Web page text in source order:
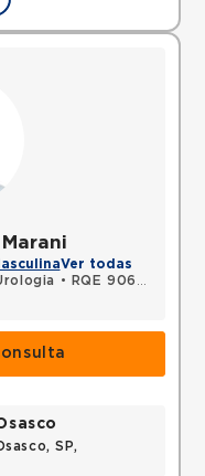
Ver todas
•
RQE 90626 - Cirurgia geral
SP,